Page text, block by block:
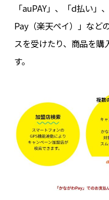
「auPAY」、「d払い
Pay（楽天ペイ）」など
スを受けたり、商品を購
す。